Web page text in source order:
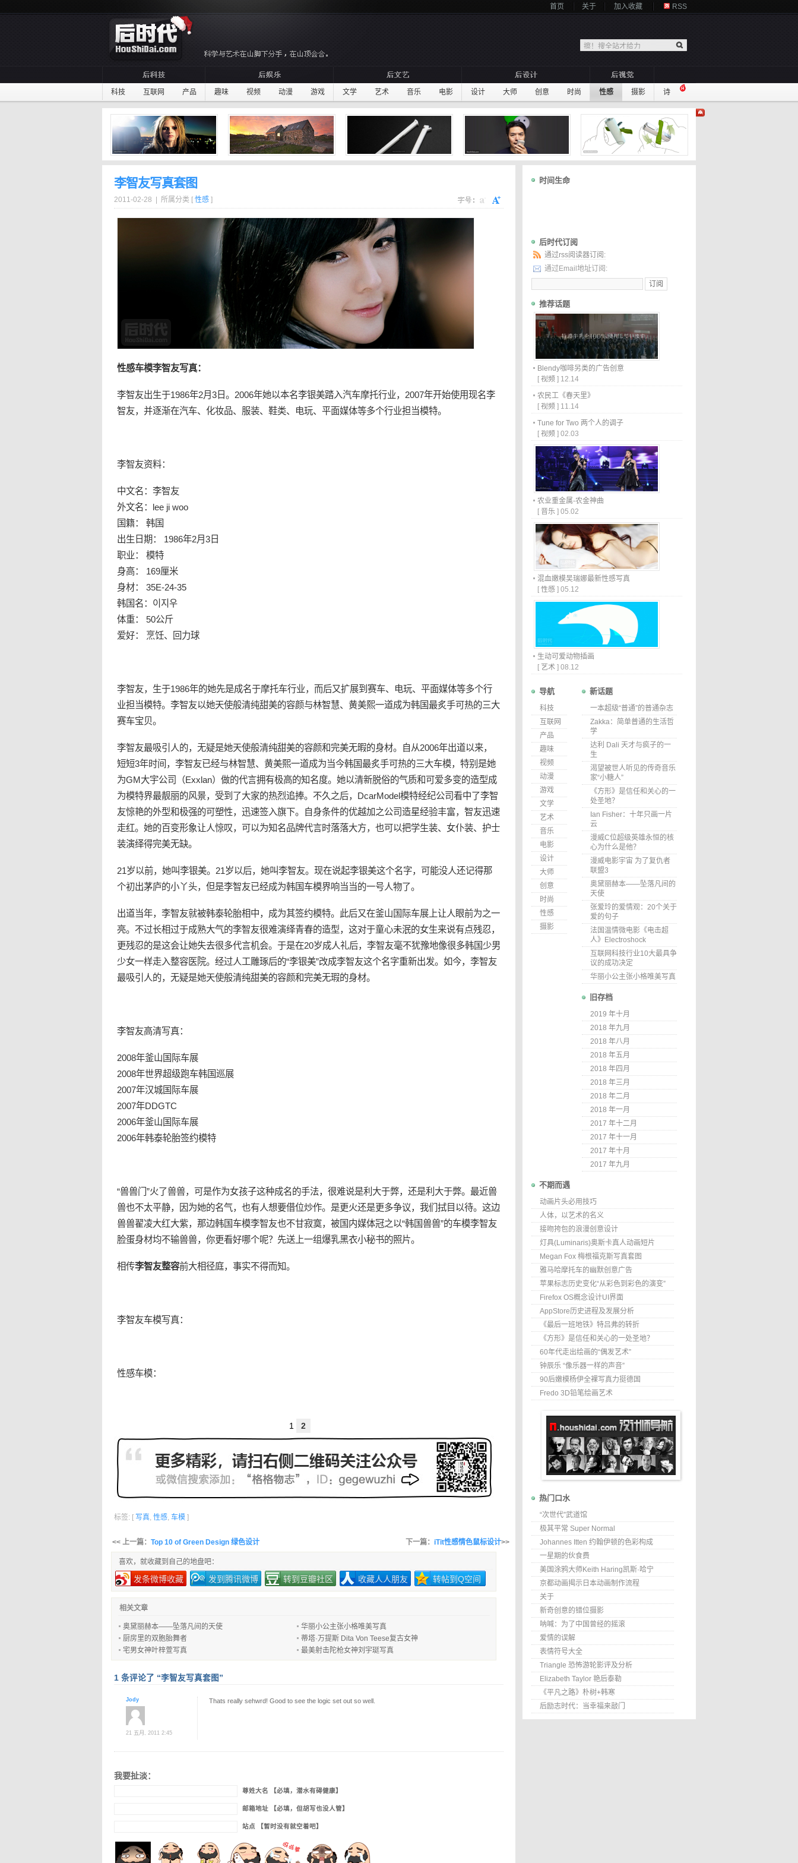
首页 关于 加入收藏 RSS
科技 互联网 产品 趣味 视频 动漫 游戏 文学 艺术 音乐 电影 设计 大师 创意 时尚 性感 摄影 诗
李智友写真套图
2011-02-28 | 所属分类 [ 性感 ]
性感车模李智友写真：
李智友出生于1986年2月3日。2006年她以本名李银美踏入汽车摩托行业，2007年开始使用现名李
智友，并逐渐在汽车、化妆品、服装、鞋类、电玩、平面媒体等多个行业担当模特。
李智友资料：
中文名：李智友
外文名：lee ji woo
国籍： 韩国
出生日期： 1986年2月3日
职业： 模特
身高： 169厘米
身材： 35E-24-35
韩国名：이지우
体重： 50公斤
爱好： 烹饪、回力球
李智友，生于1986年的她先是成名于摩托车行业，而后又扩展到赛车、电玩、平面媒体等多个行
业担当模特。李智友以她天使般清纯甜美的容颜与林智慧、黄美熙一道成为韩国最炙手可热的三大
赛车宝贝。
李智友最吸引人的，无疑是她天使般清纯甜美的容颜和完美无暇的身材。自从2006年出道以来，
短短3年时间，李智友已经与林智慧、黄美熙一道成为当今韩国最炙手可热的三大车模，特别是她
为GM大宇公司（Exxlan）做的代言拥有极高的知名度。她以清新脱俗的气质和可爱多变的造型成
为模特界最靓丽的风景，受到了大家的热烈追捧。不久之后，DcarModel模特经纪公司看中了李智
友惊艳的外型和极强的可塑性，迅速签入旗下。自身条件的优越加之公司造星经验丰富，智友迅速
走红。她的百变形象让人惊叹，可以为知名品牌代言时落落大方，也可以把学生装、女仆装、护士
装演绎得完美无缺。
21岁以前，她叫李银美。21岁以后，她叫李智友。现在说起李银美这个名字，可能没人还记得那
个初出茅庐的小丫头，但是李智友已经成为韩国车模界响当当的一号人物了。
出道当年，李智友就被韩泰轮胎相中，成为其签约模特。此后又在釜山国际车展上让人眼前为之一
亮。不过长相过于成熟大气的李智友很难演绎青春的造型，这对于童心未泯的女生来说有点残忍，
更残忍的是这会让她失去很多代言机会。于是在20岁成人礼后，李智友毫不犹豫地像很多韩国少男
少女一样走入整容医院。经过人工雕琢后的“李银美”改成李智友这个名字重新出发。如今，李智友
最吸引人的，无疑是她天使般清纯甜美的容颜和完美无瑕的身材。
李智友高清写真：
2008年釜山国际车展
2008年世界超级跑车韩国巡展
2007年汉城国际车展
2007年DDGTC
2006年釜山国际车展
2006年韩泰轮胎签约模特
“兽兽门”火了兽兽，可是作为女孩子这种成名的手法，很难说是利大于弊，还是利大于弊。最近兽
兽也不太平静，因为她的名气，也有人想要借位炒作。是更火还是更多争议，我们拭目以待。这边
兽兽翟凌大红大紫，那边韩国车模李智友也不甘寂寞，被国内媒体冠之以“韩国兽兽”的车模李智友
脸蛋身材均不输兽兽，你更看好哪个呢？先送上一组爆乳黑衣小秘书的照片。
相传李智友整容前大相径庭，事实不得而知。
李智友车模写真：
性感车模：
1 2
标签: [ 写真, 性感, 车模 ]
<< 上一篇： Top 10 of Green Design 绿色设计 下一篇： iTit性感情色鼠标设计>>
喜欢，就收藏到自己的地盘吧：
发条微博收藏 发到腾讯微博 转到豆瓣社区 收藏人人朋友 转帖到Q空间
相关文章
奥黛丽赫本——坠落凡间的天使
华丽小公主张小格唯美写真
厨房里的双胞胎舞者
蒂塔·万提斯 Dita Von Teese复古女神
宅男女神叶梓萱写真
最美射击陀枪女神刘宇珽写真
1 条评论了 “李智友写真套图”
Jody
21 五月, 2011 2:45
Thats really sehwrd! Good to see the logic set out so well.
我要扯淡：
尊姓大名 【必填，潜水有碍健康】
邮箱地址 【必填，但胡写也没人管】
站点 【暂时没有就空着吧】
时间生命
后时代订阅
通过rss阅读器订阅:
通过Email地址订阅:
推荐话题
Blendy咖啡另类的广告创意
[ 视频 ] 12.14
农民工《春天里》
[ 视频 ] 11.14
Tune for Two 两个人的调子
[ 视频 ] 02.03
农业重金属-农金神曲
[ 音乐 ] 05.02
混血嫩模吴瑞娜最新性感写真
[ 性感 ] 05.12
生动可爱动物插画
[ 艺术 ] 08.12
导航
科技
互联网
产品
趣味
视频
动漫
游戏
文学
艺术
音乐
电影
设计
大师
创意
时尚
性感
摄影
新话题
一本超级“普通”的普通杂志
Zakka：简单普通的生活哲
学
达利 Dali 天才与疯子的一
生
渴望被世人听见的传奇音乐
家“小糖人”
《方形》是信任和关心的一
处圣地？
Ian Fisher：十年只画一片
云
漫威C位超级英雄永恒的核
心为什么是他？
漫威电影宇宙 为了复仇者
联盟3
奥黛丽赫本——坠落凡间的
天使
张爱玲的爱情观：20个关于
爱的句子
法国温情微电影《电击超
人》Electroshock
互联网科技行业10大最具争
议的成功决定
华丽小公主张小格唯美写真
旧存档
2019 年十月
2018 年九月
2018 年八月
2018 年五月
2018 年四月
2018 年三月
2018 年二月
2018 年一月
2017 年十二月
2017 年十一月
2017 年十月
2017 年九月
不期而遇
动画片头必用技巧
人体，以艺术的名义
接吻挎包的浪漫创意设计
灯具(Luminaris)奥斯卡真人动画短片
Megan Fox 梅根福克斯写真套图
雅马哈摩托车的幽默创意广告
苹果标志历史变化“从彩色到彩色的演变”
Firefox OS概念设计UI界面
AppStore历史进程及发展分析
《最后一班地铁》特吕弗的转折
《方形》是信任和关心的一处圣地？
60年代走出绘画的“偶发艺术”
钟辰乐 “像乐器一样的声音”
90后嫩模杨伊全裸写真力挺德国
Fredo 3D铅笔绘画艺术
热门口水
“次世代”武道馆
极其平常 Super Normal
Johannes Itten 约翰伊顿的色彩构成
一星期的伙食费
美国涂鸦大师Keith Haring凯斯·哈宁
京都动画揭示日本动画制作流程
关于
新奇创意的错位摄影
呐喊：为了中国曾经的摇滚
爱情的误解
表情符号大全
Triangle 恐怖游轮影评及分析
Elizabeth Taylor 艳后泰勒
《平凡之路》朴树+韩寒
后励志时代：当幸福来敲门